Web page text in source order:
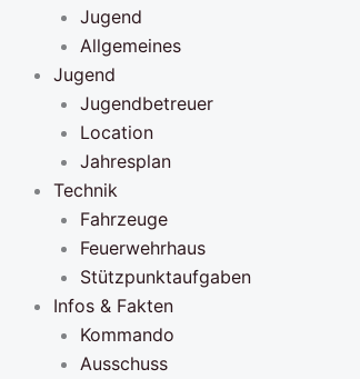
Jugend
Allgemeines
Jugend
Jugendbetreuer
Location
Jahresplan
Technik
Fahrzeuge
Feuerwehrhaus
Stützpunktaufgaben
Infos & Fakten
Kommando
Ausschuss